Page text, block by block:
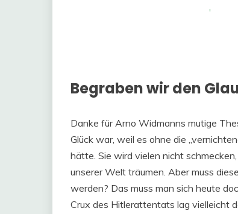
Begraben wir den
Danke für Arno Widmanns mutige
Glück war, weil es ohne die
hätte. Sie wird vielen nicht
unserer Welt träumen. Aber muss
werden? Das muss man sich heute
Crux des Hitlerattentats lag vielleicht